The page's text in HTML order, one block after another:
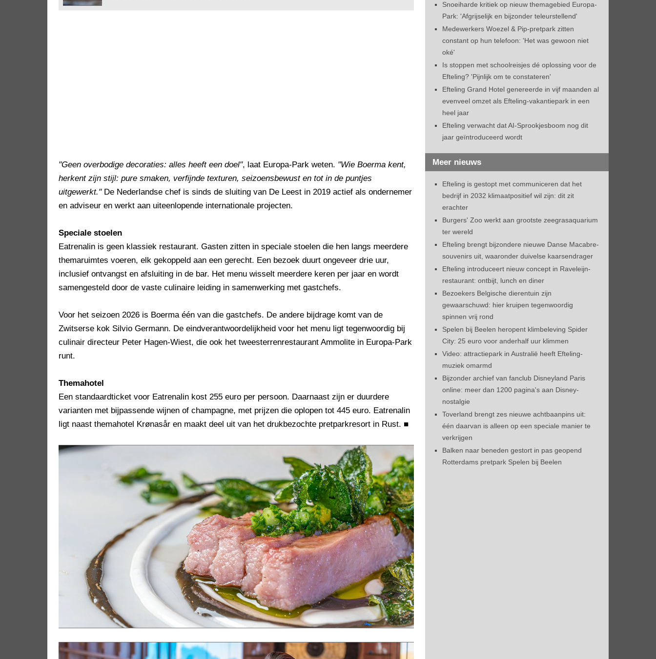
"Geen overbodige decoraties: alles heeft een doel", laat Europa-Park weten. "Wie Boerma kent,
herkent zijn stijl: pure smaken, verfijnde texturen, seizoensbewust en tot in de puntjes
uitgewerkt."De Nederlandse chef is sinds de sluiting van De Leest in 2019 actief als ondernemer
en adviseur en werkt aan uiteenlopende internationale projecten.
Speciale stoelen
Eatrenalin is geen klassiek restaurant. Gasten zitten in speciale stoelen die hen langs meerdere
themaruimtes voeren, elk gekoppeld aan een gerecht. Een bezoek duurt ongeveer drie uur,
inclusief ontvangst en afsluiting in de bar. Het menu wisselt meerdere keren per jaar en wordt
samengesteld door de vaste culinaire leiding in samenwerking met gastchefs.
Voor het seizoen 2026 is Boerma één van die gastchefs. De andere bijdrage komt van de
Zwitserse kok Silvio Germann. De eindverantwoordelijkheid voor het menu ligt tegenwoordig bij
culinair directeur Peter Hagen-Wiest, die ook het tweesterrenrestaurant Ammolite in Europa-Park
runt.
Themahotel
Een standaardticket voor Eatrenalin kost 255 euro per persoon. Daarnaast zijn er duurdere
varianten met bijpassende wijnen of champagne, met prijzen die oplopen tot 445 euro. Eatrenalin
ligt naast themahotel Krønasår en maakt deel uit van het drukbezochte pretparkresort in Rust. ■
Snoeiharde kritiek op nieuw themagebied Europa-
Park: 'Afgrijselijk en bijzonder teleurstellend'
Medewerkers Woezel & Pip-pretpark zitten
constant op hun telefoon: 'Het was gewoon niet
oké'
Is stoppen met schoolreisjes dé oplossing voor de
Efteling? 'Pijnlijk om te constateren'
Efteling Grand Hotel genereerde in vijf maanden al
evenveel omzet als Efteling-vakantiepark in een
heel jaar
Efteling verwacht dat AI-Sprookjesboom nog dit
jaar geïntroduceerd wordt
Meer nieuws
Efteling is gestopt met communiceren dat het
bedrijf in 2032 klimaatpositief wil zijn: dit zit
erachter
Burgers' Zoo werkt aan grootste zeegrasaquarium
ter wereld
Efteling brengt bijzondere nieuwe Danse Macabre-
souvenirs uit, waaronder duivelse kaarsendrager
Efteling introduceert nieuw concept in Raveleijn-
restaurant: ontbijt, lunch en diner
Bezoekers Belgische dierentuin zijn
gewaarschuwd: hier kruipen tegenwoordig
spinnen vrij rond
Spelen bij Beelen heropent klimbeleving Spider
City: 25 euro voor anderhalf uur klimmen
Video: attractiepark in Australië heeft Efteling-
muziek omarmd
Bijzonder archief van fanclub Disneyland Paris
online: meer dan 1200 pagina's aan Disney-
nostalgie
Toverland brengt zes nieuwe achtbaanpins uit:
één daarvan is alleen op een speciale manier te
verkrijgen
Balken naar beneden gestort in pas geopend
Rotterdams pretpark Spelen bij Beelen